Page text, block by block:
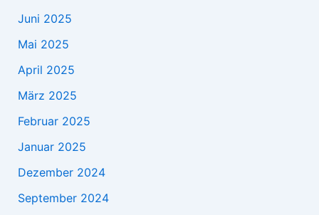
Juni 2025
Mai 2025
April 2025
März 2025
Februar 2025
Januar 2025
Dezember 2024
September 2024